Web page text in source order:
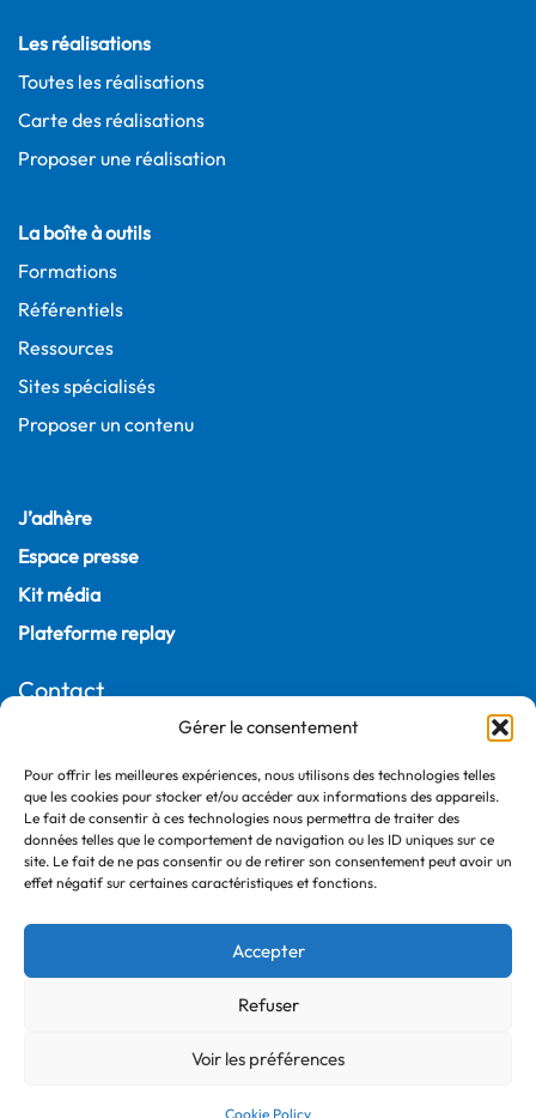
Gérer le consentement
Pour offrir les meilleures expériences, nous utilisons des technologies telles
que les cookies pour stocker et/ou accéder aux informations des appareils.
Le fait de consentir à ces technologies nous permettra de traiter des
données telles que le comportement de navigation ou les ID uniques sur ce
site. Le fait de ne pas consentir ou de retirer son consentement peut avoir un
effet négatif sur certaines caractéristiques et fonctions.
Accepter
Refuser
Voir les préférences
Cookie Policy
Les réalisations
Toutes les réalisations
Carte des réalisations
Proposer une réalisation
La boîte à outils
Formations
Référentiels
Ressources
Sites spécialisés
Proposer un contenu
J’adhère
Espace presse
Kit média
Plateforme replay
Contact
75009 Paris – France
+33 (0)1 55 04 05 03
©2026 France Ville Durable
Politique de confidentialité